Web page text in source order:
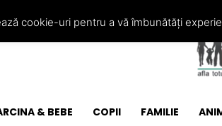
& BEBE COPII FAMILIE
cookie-uri pentru a vă îmbunătăți